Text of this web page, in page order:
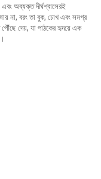
অব্যক্ত দীর্ঘশ্বাসেরই
না, বরং তা বুক, চোখ এবং সমগ্র
দেয়, যা পাঠকের হৃদয়ে এক